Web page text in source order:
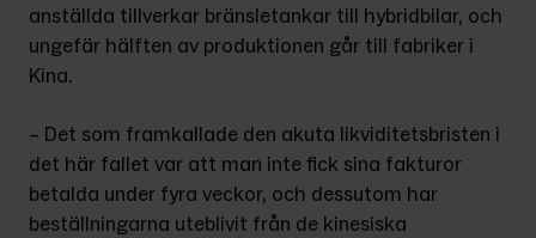
anställda till­verkar bränsletankar till hybridbilar, och
ungefär hälften av produktionen går till fabriker i
Kina.
– Det som framkallade den akuta likviditetsbristen i
det här fallet var att man inte fick sina fakturor
betalda under fyra veckor, och dessutom har
beställningarna uteblivit från de kine­siska